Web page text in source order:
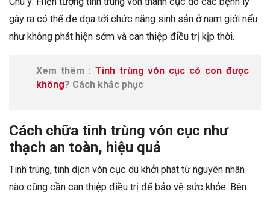
gây ra có thể đe dọa tới chức năng sinh sản ở nam giới nếu
như không phát hiện sớm và can thiệp điều trị kịp thời.
Xem thêm : Tinh trùng vón cục có con được
không? Cách khắc phục
Cách chữa tinh trùng vón cục như
thạch an toàn, hiệu quả
Tinh trùng, tinh dịch vón cục dù khởi phát từ nguyên nhân
nào cũng cần can thiệp điều trị để bảo vệ sức khỏe. Bên